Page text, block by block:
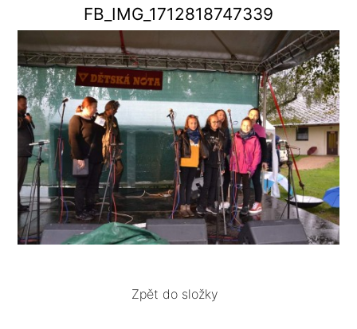
FB_IMG_1712818747339
Zpět do složky